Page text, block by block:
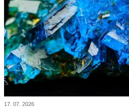
17. 07. 2026